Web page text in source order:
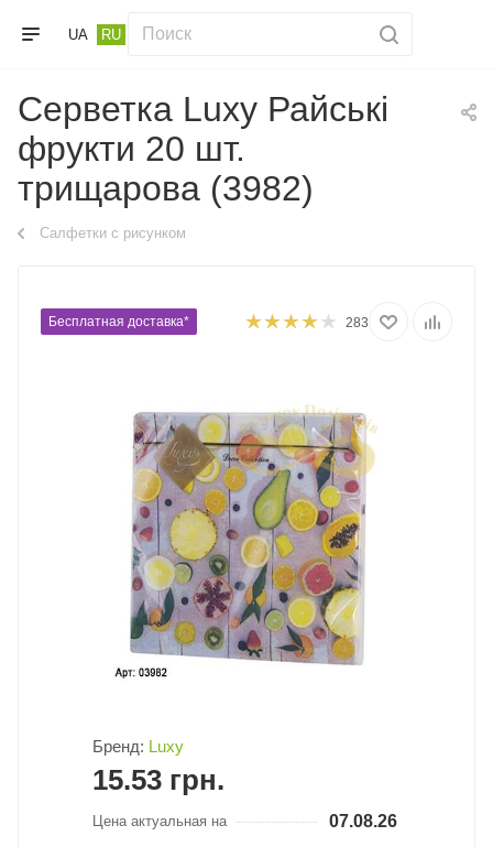
UA RU
Серветка Luxy Райські
фрукти 20 шт.
трищарова (3982)
Салфетки с рисунком
Бесплатная доставка* 283
Бренд: Luxy
15.53 грн.
Цена актуальная на 07.08.26